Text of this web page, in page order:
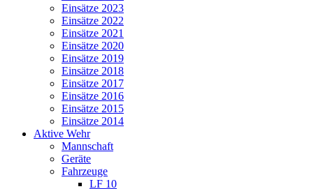
Einsätze 2023
Einsätze 2022
Einsätze 2021
Einsätze 2020
Einsätze 2019
Einsätze 2018
Einsätze 2017
Einsätze 2016
Einsätze 2015
Einsätze 2014
Aktive Wehr
Mannschaft
Geräte
Fahrzeuge
LF 10